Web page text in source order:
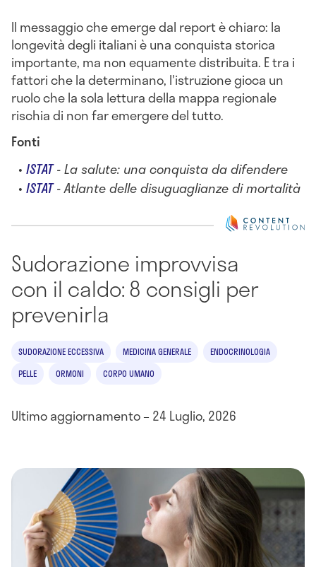
Il messaggio che emerge dal report è chiaro: la
longevità degli italiani è una conquista storica
importante, ma non equamente distribuita. E tra i
fattori che la determinano, l'istruzione gioca un
ruolo che la sola lettura della mappa regionale
rischia di non far emergere del tutto.
Fonti
ISTAT- La salute: una conquista da difendere
ISTAT- Atlante delle disuguaglianze di mortalità
Sudorazione improvvisa
con il caldo: 8 consigli per
prevenirla
SUDORAZIONE ECCESSIVA MEDICINA GENERALE
ENDOCRINOLOGIA
PELLE
ORMONI CORPO UMANO
Ultimo aggiornamento – 24 Luglio, 2026